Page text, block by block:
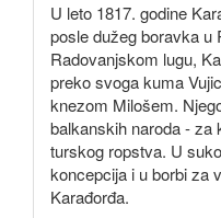
U leto 1817. godine
posle dužeg boravka u
Radovanjskom lugu,
preko svoga kuma
knezom Milošem.
balkanskih naroda - za
turskog ropstva. U
koncepcija i u borbi za
Karađorđa.